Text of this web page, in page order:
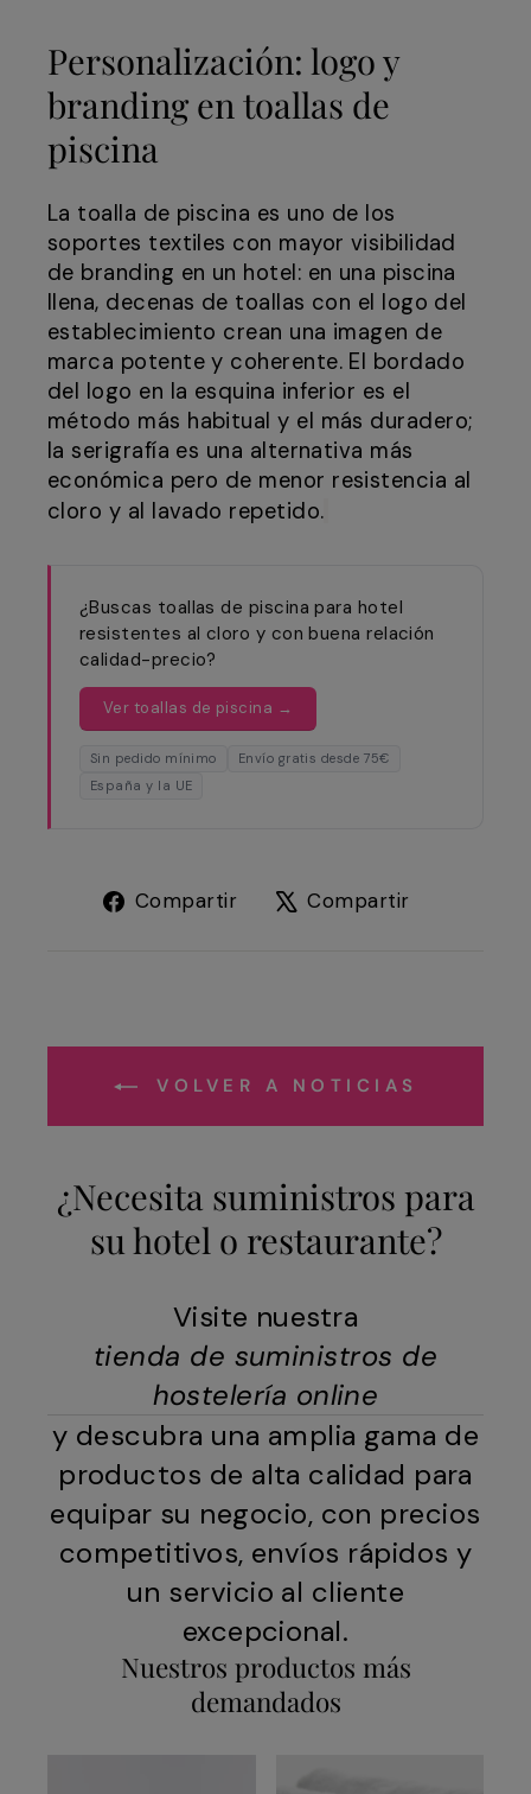
Personalización: logo y
branding en toallas de
piscina
La toalla de piscina es uno de los
soportes textiles con mayor visibilidad
de branding en un hotel: en una piscina
llena, decenas de toallas con el logo del
establecimiento crean una imagen de
marca potente y coherente. El bordado
del logo en la esquina inferior es el
método más habitual y el más duradero;
la serigrafía es una alternativa más
económica pero de menor resistencia al
cloro y al lavado repetido.
¿Buscas toallas de piscina para hotel
resistentes al cloro y con buena relación
calidad-precio?
Ver toallas de piscina →
Sin pedido mínimo
Envío gratis desde 75€
España y la UE
Compartir
Compartir
Compartir
VOLVER A NOTICIAS
¿Necesita suministros para
su hotel o restaurante?
Visite nuestra
tienda de suministros de
hostelería online
y descubra una amplia gama de
productos de alta calidad para
equipar su negocio, con precios
competitivos, envíos rápidos y
un servicio al cliente
excepcional.
Nuestros productos más
demandados